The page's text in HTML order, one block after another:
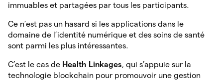
immuables et partagées par tous les participants.
Ce n’est pas un hasard si les applications dans le
domaine de l’identité numérique et des soins de santé
sont parmi les plus intéressantes.
C’est le cas de Health Linkages, qui s’appuie sur la
technologie blockchain pour promouvoir une gestion